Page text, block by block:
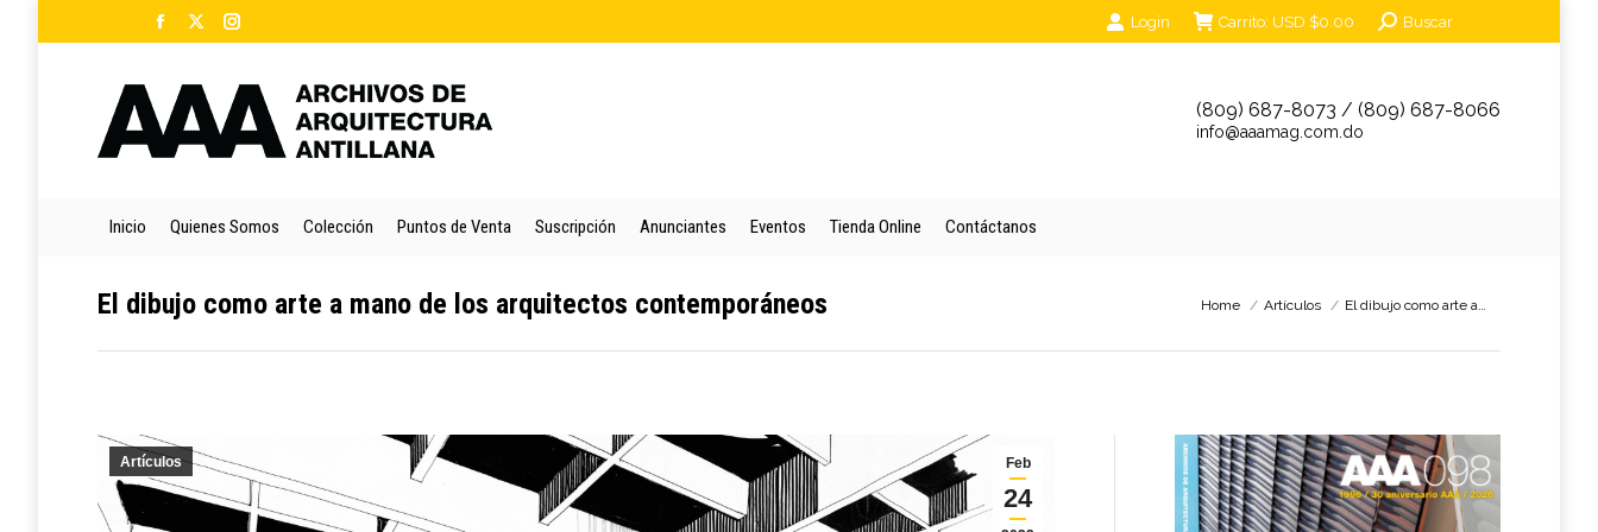
Facebook
opens
in
new
X
opens
in
new
Instagram
opens
in
new
Login Carrito: USD $0.00 Search:Buscar
(809) 687-8073 / (809) 687-8066
info@aaamag.com.do
Inicio Quienes Somos Colección Puntos de Venta Suscripción Anunciantes Eventos Tienda Online Contáctanos
El dibujo como arte a mano de los arquitectos contemporáneos You are here:
Home Artículos El dibujo como arte a…
Feb
24
Artículos
Inicio Quienes Somos Colección Puntos de Venta Suscripción Anunciantes Eventos Tienda Online Contáctanos